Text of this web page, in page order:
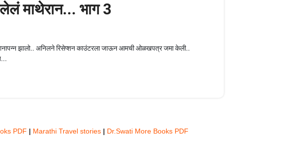
माथेरान... भाग 3
झालो.. अनिलने रिसेप्शन काउंटरला जाऊन आमची ओळखपत्र जमा केली..
PDF | Marathi Travel stories | Dr.Swati More Books PDF